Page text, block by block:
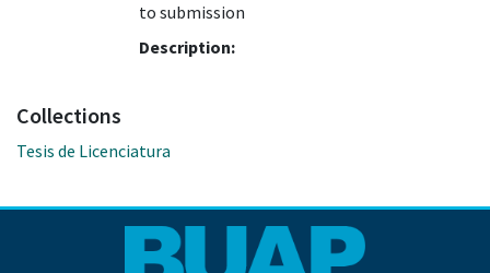
to submission
Description:
Collections
Tesis de Licenciatura